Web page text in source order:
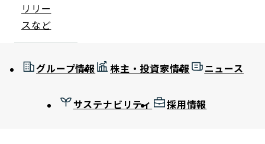
リリー
スなど
グループ情報 株主・投資家情報 ニュース
サステナビリティ 採用情報